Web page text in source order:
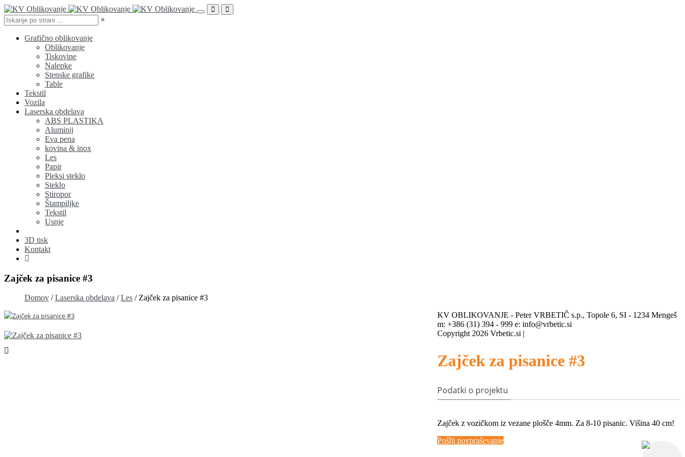
×
Grafično oblikovanje
Oblikovanje
Tiskovine
Nalepke
Stenske grafike
Table
Tekstil
Vozila
Laserska obdelava
ABS PLASTIKA
Aluminij
Eva pena
kovina & inox
Les
Papir
Pleksi steklo
Steklo
Stiropor
Štampiljke
Tekstil
Usnje
3D tisk
Kontakt
Zajček za pisanice #3
Domov /Laserska obdelava /Les /Zajček za pisanice #3
Zajček za pisanice #3
Podatki o projektu
Zajček z vozičkom iz vezane plošče 4mm. Za 8-10 pisanic. Višina 40 cm!
Pošlji povpraševanje
KV OBLIKOVANJE - Peter VRBETIČ s.p., Topole 6, SI - 1234 Mengeš
m: +386 (31) 394 - 999 e: info@vrbetic.si
Copyright 2026 Vrbetic.si |